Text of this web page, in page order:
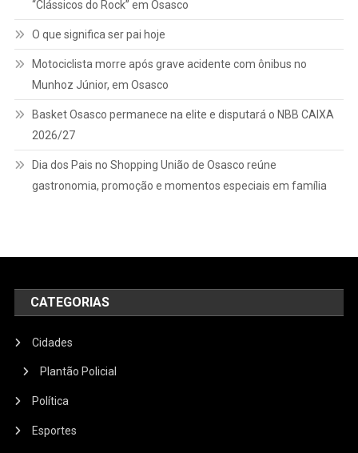
“Clássicos do Rock” em Osasco
O que significa ser pai hoje
Motociclista morre após grave acidente com ônibus no
Munhoz Júnior, em Osasco
Basket Osasco permanece na elite e disputará o NBB CAIXA
2026/27
Dia dos Pais no Shopping União de Osasco reúne
gastronomia, promoção e momentos especiais em família
CATEGORIAS
Cidades
Plantão Policial
Política
Esportes